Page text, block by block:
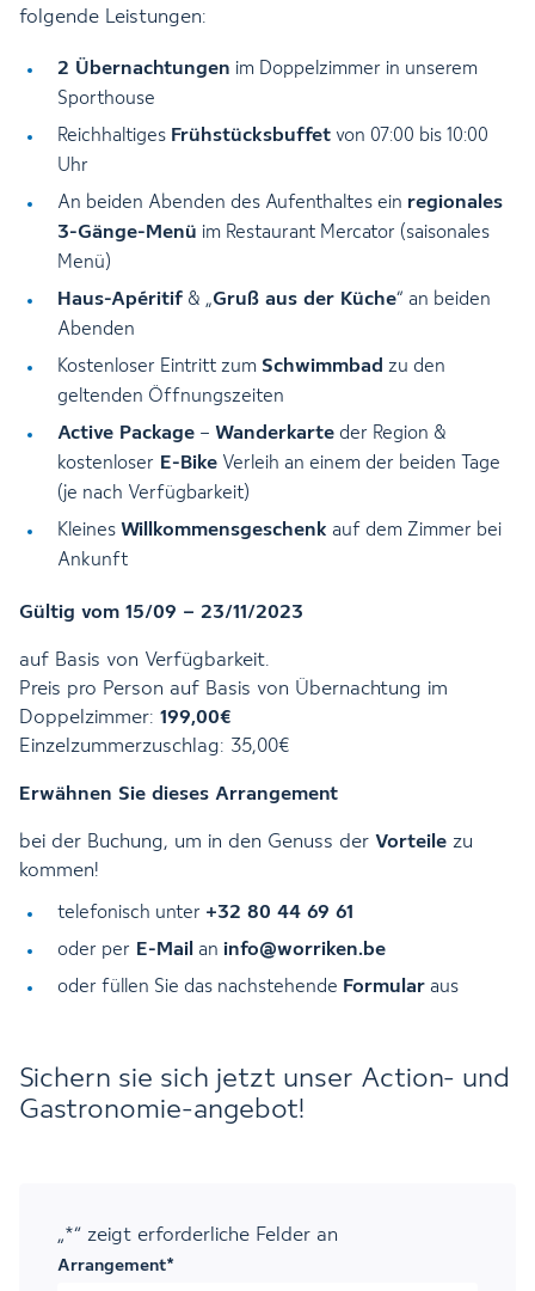
folgende Leistungen:
2 Übernachtungen im Doppelzimmer in unserem
Sporthouse
Reichhaltiges Frühstücksbuffet von 07:00 bis 10:00
Uhr
An beiden Abenden des Aufenthaltes ein regionales
3-Gänge-Menü im Restaurant Mercator (saisonales
Menü)
Haus-Apéritif & „Gruß aus der Küche“ an beiden
Abenden
Kostenloser Eintritt zum Schwimmbad zu den
geltenden Öffnungszeiten
Active Package – Wanderkarte der Region &
kostenloser E-Bike Verleih an einem der beiden Tage
(je nach Verfügbarkeit)
Kleines Willkommensgeschenk auf dem Zimmer bei
Ankunft
Gültig vom 15/09 – 23/11/2023
auf Basis von Verfügbarkeit.
Preis pro Person auf Basis von Übernachtung im
Doppelzimmer: 199,00€
Einzelzummerzuschlag: 35,00€
Erwähnen Sie dieses Arrangement
bei der Buchung, um in den Genuss der Vorteile zu
kommen!
telefonisch unter +32 80 44 69 61
oder per E-Mail an info@worriken.be
oder füllen Sie das nachstehende Formular aus
Sichern sie sich jetzt unser Action- und
Gastronomie-angebot!
„*“ zeigt erforderliche Felder an
Arrangement*